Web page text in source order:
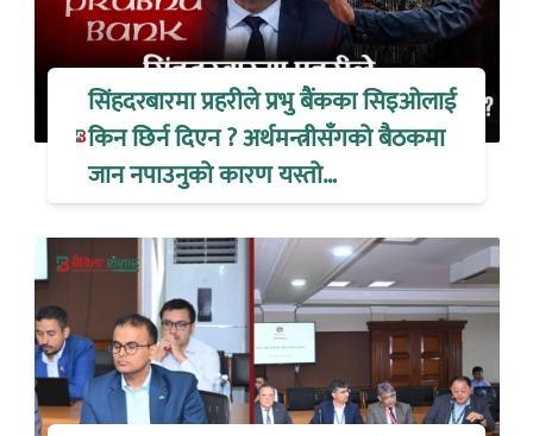
सिंहदरबारमा प्रहरीले प्रभु बैंकका सिइओलाई
किन छिर्न दिएन ? अर्थमन्त्रीसँगको बैठकमा
जान नपाउनुको कारण यस्तो…